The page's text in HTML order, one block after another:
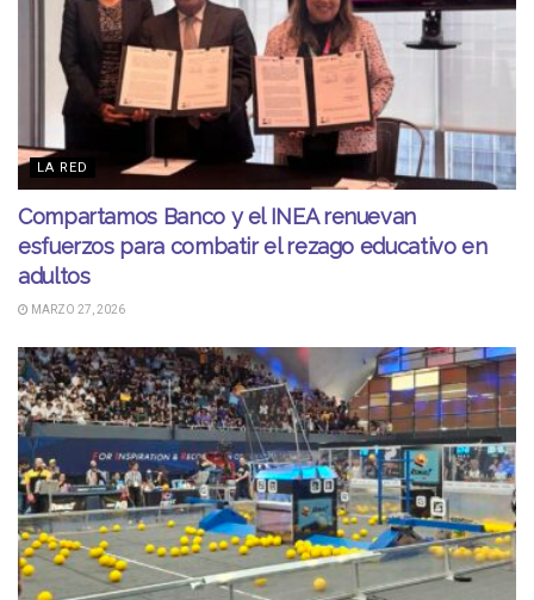
LA RED
Compartamos Banco y el INEA renuevan
esfuerzos para combatir el rezago educativo en
adultos
MARZO 27, 2026